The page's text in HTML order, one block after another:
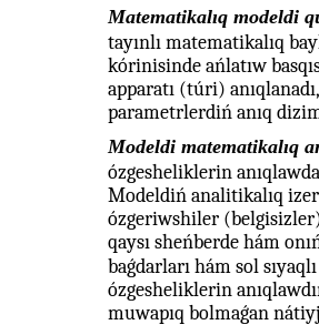
Matematikalıq modeldi
tayınlı matematikalıq
kórinisinde ańlatıw
apparatı (túri)
parametrlerdiń anıq
Modeldi matematikalıq
ózgesheliklerin
Modeldiń analitikalıq
ózgeriwshiler
qaysı sheńberde hám
baǵdarları hám sol
ózgesheliklerin
muwapıq bolmaǵan